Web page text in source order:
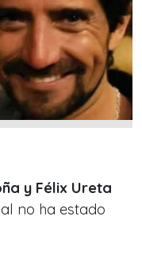
y Félix Ureta
no ha estado